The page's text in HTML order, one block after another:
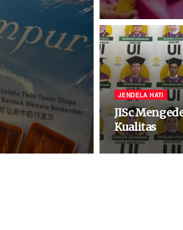
JENDELA HATI
JISc
Kualitas